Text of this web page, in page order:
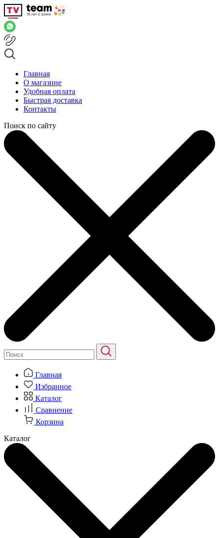
Главная
О магазине
Удобная оплата
Быстрая доставка
Контакты
Поиск по сайту
Главная
Избранное
Каталог
Сравнение
Корзина
Каталог